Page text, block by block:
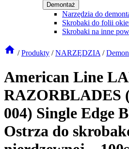
Demontaż
Narzędzia do
Skrobaki do folii
Skrobaki na inne
/ Produkty / NARZĘDZIA /
American Line
RAZORBLADES
004) Single Edge
Ostrza do